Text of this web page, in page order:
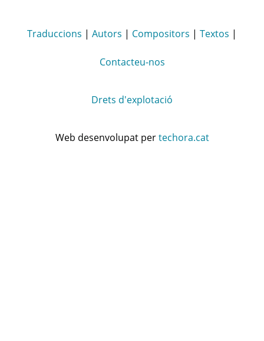
Traduccions | Autors | Compositors | Textos |
Contacteu-nos
Drets d'explotació
Web desenvolupat pertechora.cat